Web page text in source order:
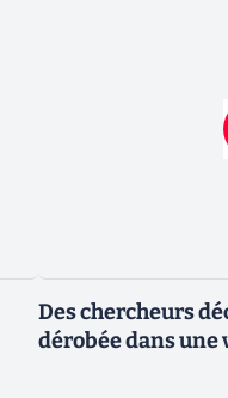
Des chercheurs
dérobée dans